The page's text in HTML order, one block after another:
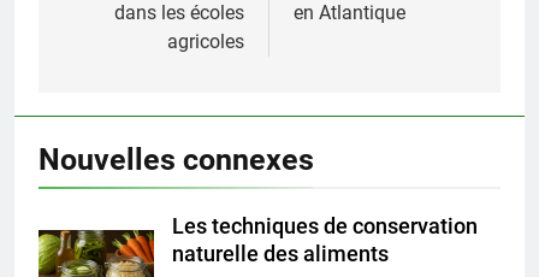
dans les écoles
agricoles
en Atlantique
Nouvelles connexes
Les techniques de conservation
naturelle des aliments